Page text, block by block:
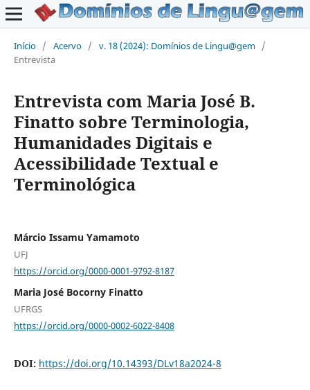
Início / Acervo / v. 18 (2024): Domínios de Lingu@gem /
Entrevista
Entrevista com Maria José B.
Finatto sobre Terminologia,
Humanidades Digitais e
Acessibilidade Textual e
Terminológica
Márcio Issamu Yamamoto
UFJ
https://orcid.org/0000-0001-9792-8187
Maria José Bocorny Finatto
UFRGS
https://orcid.org/0000-0002-6022-8408
DOI: https://doi.org/10.14393/DLv18a2024-8